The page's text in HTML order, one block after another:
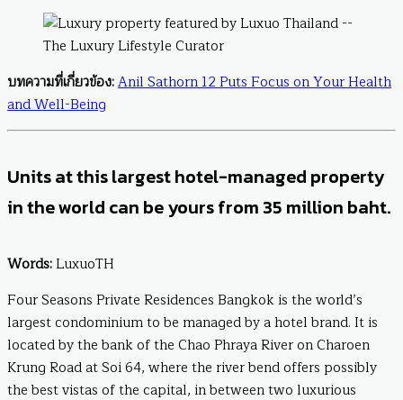
บทความที่เกี่ยวข้อง:Anil Sathorn 12 Puts Focus on Your Health
and Well-Being
Units at this largest hotel-managed property
in the world can be yours from 35 million baht.
Words:LuxuoTH
Four Seasons Private Residences Bangkok is the world’s
largest condominium to be managed by a hotel brand. It is
located by the bank of the Chao Phraya River on Charoen
Krung Road at Soi 64, where the river bend offers possibly
the best vistas of the capital, in between two luxurious